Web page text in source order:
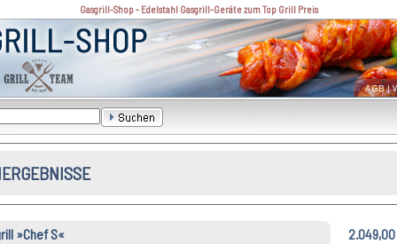
Gasgrill-Shop - Edelstahl Gasgrill-Geräte zum Top Grill Preis
AGB|
»Chef S« 2.049,00